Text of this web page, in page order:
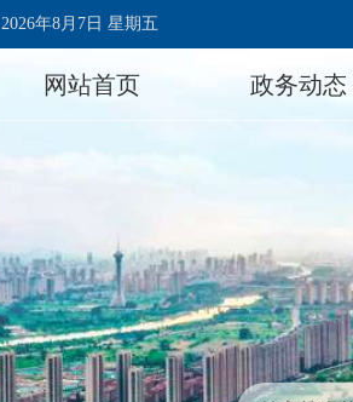
2026年8月7日 星期五
网站首页 政务动态